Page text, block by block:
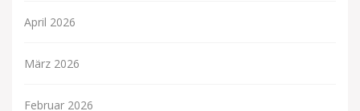
April 2026
März 2026
Februar 2026